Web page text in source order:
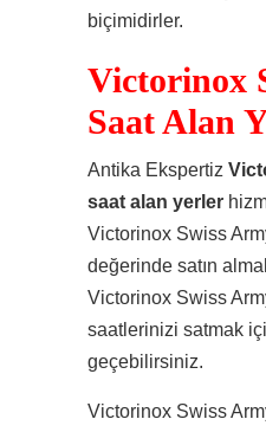
biçimidirler.
Victorinox
Saat Alan
Antika Ekspertiz
saat alan yerler
Victorinox Swiss
değerinde satın
Victorinox Swiss
saatlerinizi satmak
geçebilirsiniz.
Victorinox Swiss